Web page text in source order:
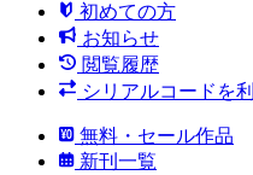
初めての方
お知らせ
閲覧履歴
シリアルコードを
無料・セール作品
新刊一覧